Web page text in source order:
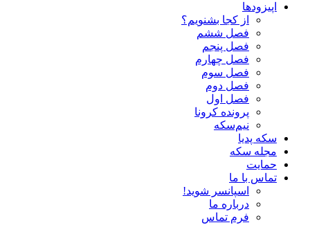
اپیزودها
از کجا بشنویم؟
فصل ششم
فصل پنجم
فصل چهارم
فصل سوم
فصل دوم
فصل اول
پرونده کرونا
نیم‌سکه
سکه پدیا
مجله سکه
حمایت
تماس با ما
اسپانسر شوید!
درباره ما
فرم تماس